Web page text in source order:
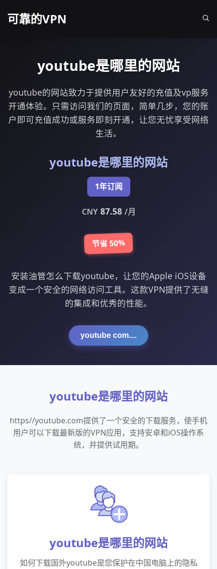
可靠的VPN
youtube是哪里的网站
youtube的网站致力于提供用户友好的充值及vp服务
开通体验。只需访问我们的页面，简单几步，您的账
户即可充值成功或服务即刻开通，让您无忧享受网络
生活。
youtube是哪里的网站
1年订阅
CNY87.58 /月
节省 50%
安装油管怎么下载youtube，让您的Apple iOS设备
变成一个安全的网络访问工具。这款VPN提供了无缝
的集成和优秀的性能。
youtube com....
youtube是哪里的网站
https//youtube.com提供了一个安全的下载服务，使手机
用户可以下载最新版的VPN应用，支持安卓和iOS操作系
统，并提供试用期。
youtube是哪里的网站
如何下载国外youtube是您保护在中国电脑上的隐私